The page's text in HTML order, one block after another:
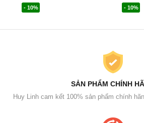
- 10% - 10%
SẢN PHẨM CHÍNH
Huy Linh cam kết 100% sản phẩm chính